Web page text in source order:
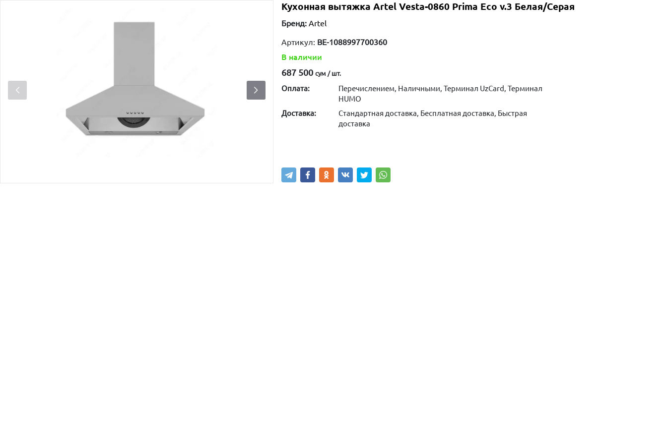
Кухонная вытяжка Artel Vesta-0860 Prima Eco v.3 Белая/Серая
Бренд: Artel
Артикул: ВЕ-1088997700360
В наличии
687 500 сум / шт.
Оплата:
Перечислением, Наличными, Терминал UzCard, Терминал
HUMO
Доставка:
Стандартная доставка, Бесплатная доставка, Быстрая
доставка